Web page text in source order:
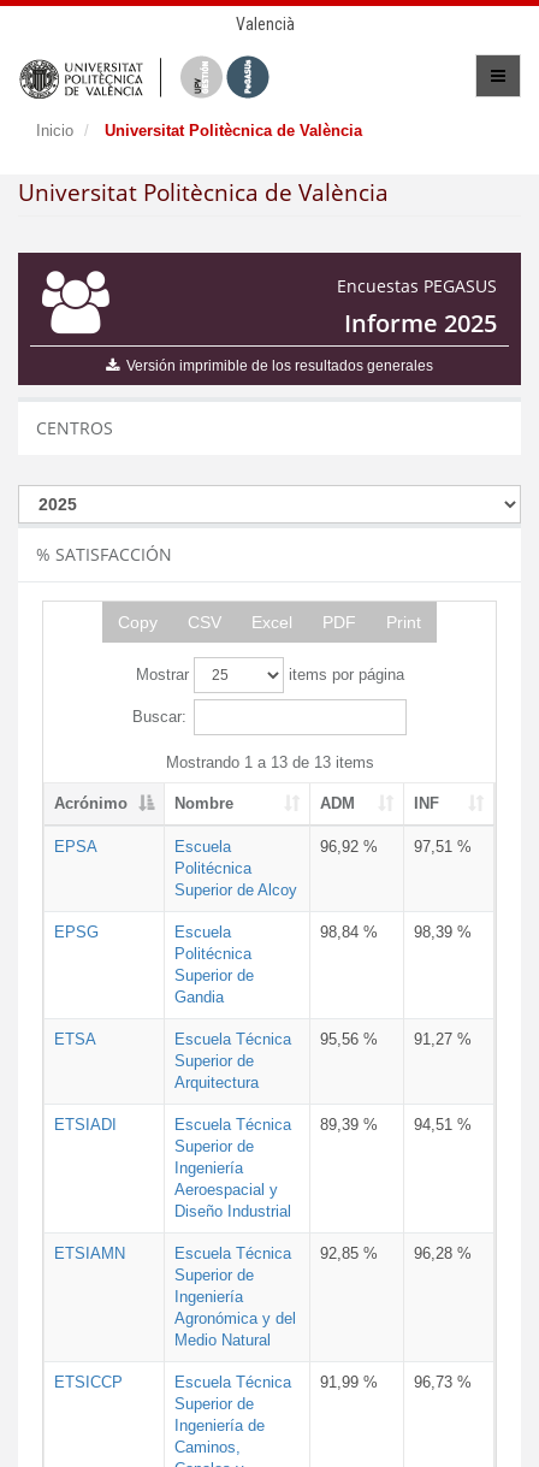
Valencià
Inicio Universitat Politècnica de València
Universitat Politècnica de València
Encuestas PEGASUS
Informe 2025
Versión imprimible de los resultados generales
CENTROS
% SATISFACCIÓN
Copy CSV Excel PDF Print
Mostrar items por página
Buscar:
Mostrando 1 a 13 de 13 items
Acrónimo Nombre ADM INF
EPSA
Escuela
Politécnica
Superior de Alcoy
96,92 % 97,51 %
EPSG
Escuela
Politécnica
Superior de
Gandia
98,84 % 98,39 %
ETSA
Escuela Técnica
Superior de
Arquitectura
95,56 % 91,27 %
ETSIADI
Escuela Técnica
Superior de
Ingeniería
Aeroespacial y
Diseño Industrial
89,39 % 94,51 %
ETSIAMN
Escuela Técnica
Superior de
Ingeniería
Agronómica y del
Medio Natural
92,85 % 96,28 %
ETSICCP
Escuela Técnica
Superior de
Ingeniería de
Caminos,
91,99 % 96,73 %